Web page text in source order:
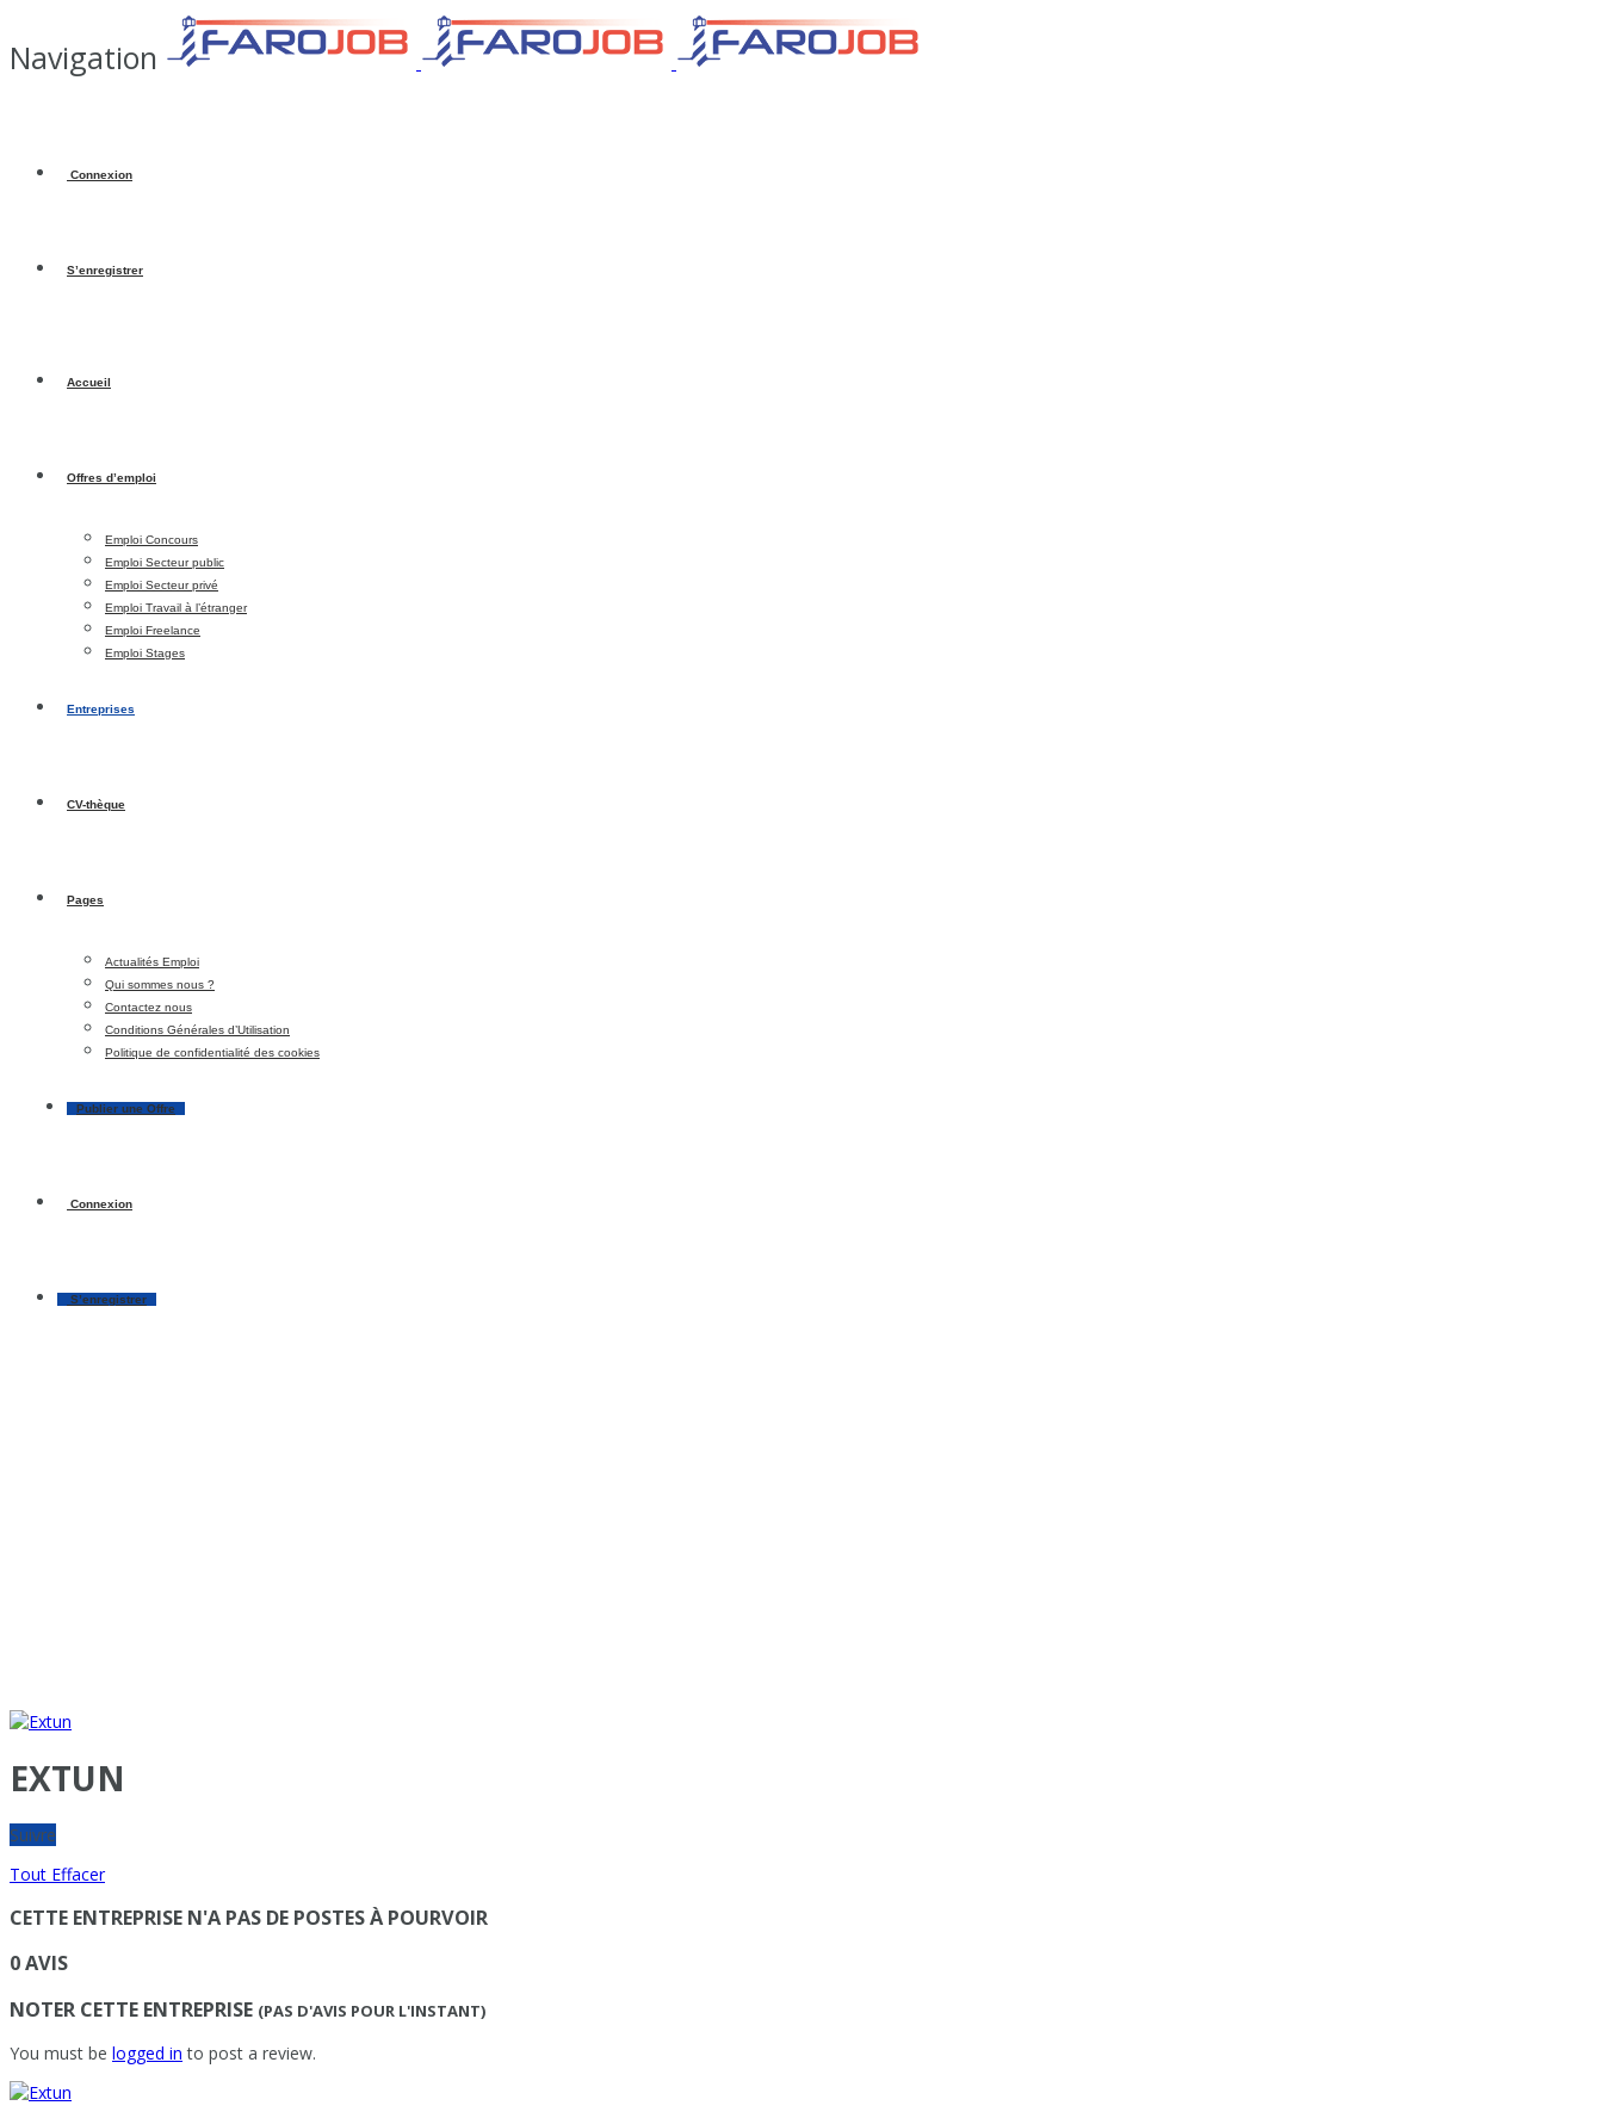
Navigation
Connexion
S’enregistrer
Accueil
Offres d’emploi
Emploi Concours
Emploi Secteur public
Emploi Secteur privé
Emploi Travail à l’étranger
Emploi Freelance
Emploi Stages
Entreprises
CV-thèque
Pages
Actualités Emploi
Qui sommes nous ?
Contactez nous
Conditions Générales d’Utilisation
Politique de confidentialité des cookies
Publier une Offre
Connexion
S’enregistrer
EXTUN
Suivre
Tout Effacer
CETTE ENTREPRISE N'A PAS DE POSTES À POURVOIR
0 AVIS
NOTER CETTE ENTREPRISE (PAS D'AVIS POUR L'INSTANT)
You must be logged in to post a review.